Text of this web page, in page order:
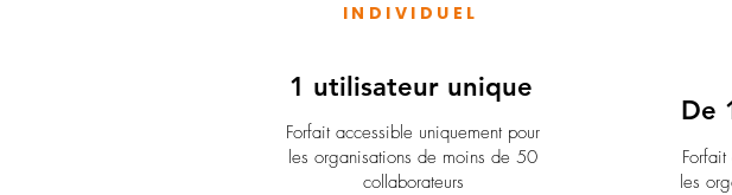
INDIVIDUEL
1 utilisateur unique
​Forfait accessible uniquement pour
les organisations de moins de 50
collaborateurs
De
les